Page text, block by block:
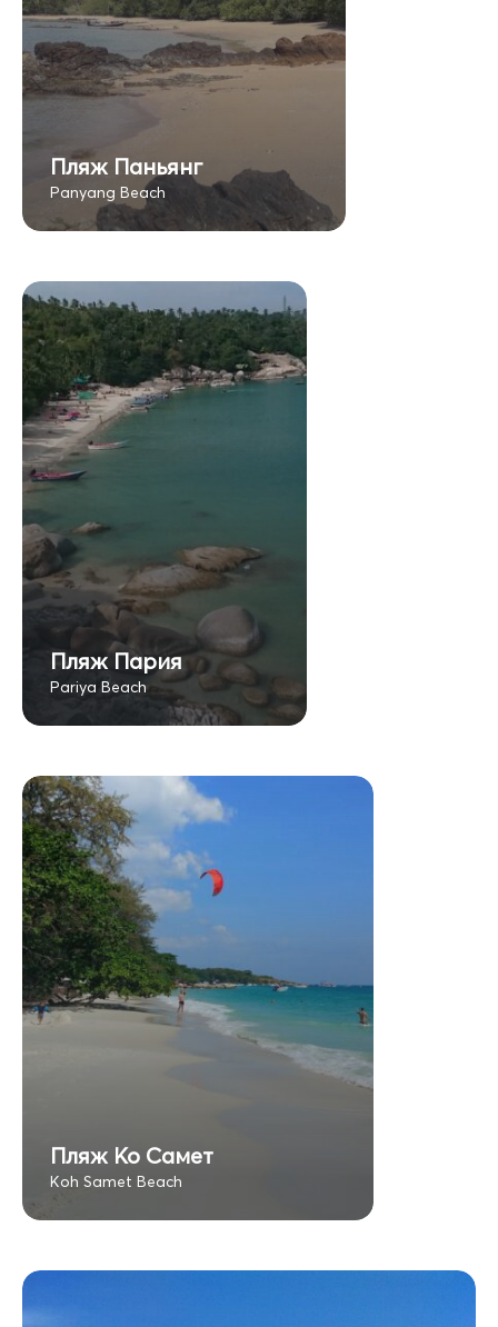
Пляж Паньянг
Panyang Beach
Пляж Пария
Pariya Beach
Пляж Ко Самет
Koh Samet Beach